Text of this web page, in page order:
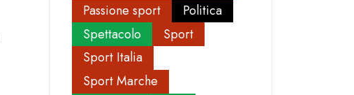
Passione sport
Politica
Spettacolo
Sport
Sport Italia
Sport Marche